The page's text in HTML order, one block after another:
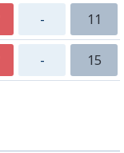
- 11
- 15